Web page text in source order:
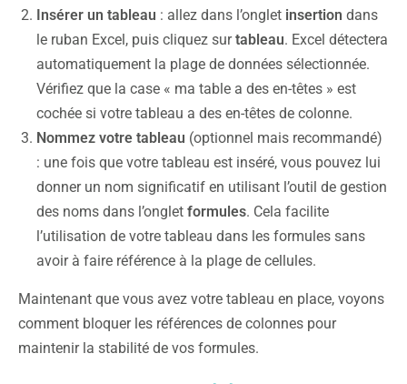
Insérer un tableau : allez dans l’onglet insertion dans
le ruban Excel, puis cliquez surtableau. Excel détectera
automatiquement la plage de données sélectionnée.
Vérifiez que la case « ma table a des en-têtes » est
cochée si votre tableau a des en-têtes de colonne.
Nommez votre tableau (optionnel mais recommandé)
: une fois que votre tableau est inséré, vous pouvez lui
donner un nom significatif en utilisant l’outil de gestion
des noms dans l’onglet formules. Cela facilite
l’utilisation de votre tableau dans les formules sans
avoir à faire référence à la plage de cellules.
Maintenant que vous avez votre tableau en place, voyons
comment bloquer les références de colonnes pour
maintenir la stabilité de vos formules.